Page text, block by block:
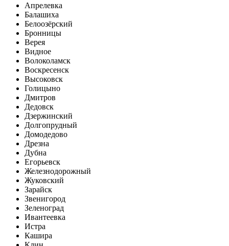
Апрелевка
Балашиха
Белоозёрский
Бронницы
Верея
Видное
Волоколамск
Воскресенск
Высоковск
Голицыно
Дмитров
Дедовск
Дзержинский
Долгопрудный
Домодедово
Дрезна
Дубна
Егорьевск
Железнодорожный
Жуковский
Зарайск
Звенигород
Зеленоград
Ивантеевка
Истра
Кашира